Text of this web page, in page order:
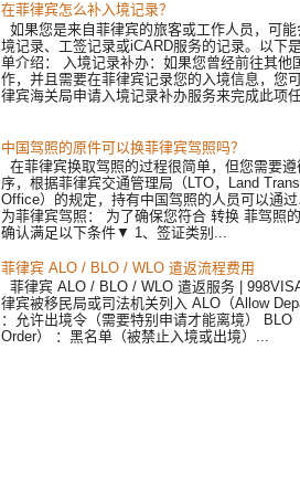
在菲律宾怎么补入境记录？
如果您是来自菲律宾的旅客或工作人员，可
境记录、工签记录或iCARD服务的记录。以下
单介绍： 入境记录补办：如果您曾经前往其他
作，并且需要在菲律宾记录您的入境信息，您
律宾海关局申请入境记录补办服务来完成此项
中国驾照的原件可以换菲律宾驾照吗？
在菲律宾换取驾照的过程很简单，但您需要
序，根据菲律宾交通管理局（LTO，Land
Office）的规定，持有中国驾照的人员可以通
为菲律宾驾照： 为了确保您符合 转换 菲驾照
确认满足以下条件▼ 1、签证类别...
菲律宾 ALO / BLO / WLO 遣返流程费用
菲律宾 ALO / BLO / WLO 遣返服务 |
律宾被移民局或司法机关列入 ALO（Allow
：允许出境令（需要特别申请才能离境） BLO
Order） ：黑名单（被禁止入境或出境）...